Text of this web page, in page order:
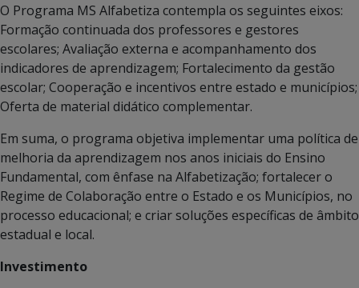
O Programa MS Alfabetiza contempla os seguintes eixos:
Formação continuada dos professores e gestores
escolares; Avaliação externa e acompanhamento dos
indicadores de aprendizagem; Fortalecimento da gestão
escolar; Cooperação e incentivos entre estado e municípios;
Oferta de material didático complementar.
Em suma, o programa objetiva implementar uma política de
melhoria da aprendizagem nos anos iniciais do Ensino
Fundamental, com ênfase na Alfabetização; fortalecer o
Regime de Colaboração entre o Estado e os Municípios, no
processo educacional; e criar soluções específicas de âmbito
estadual e local.
Investimento